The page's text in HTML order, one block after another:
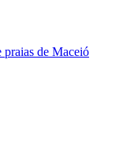
de Maceió